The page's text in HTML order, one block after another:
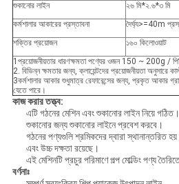
শুকানোর লাইন
২৬ মি*২.৬*৩ মি
কর্মশালার আকারের প্রস্তাবনা
দৈর্ঘ্য>=40m
শক্তির প্রয়োজন
১৬০ কিলোওয়াট
1প্রয়োজনীয়তার ধারণক্ষমতা পণ্যের ওজন 150 ~ 200g /
2. বিভিন্ন ক্ষমতার জন্য, ক্লায়েন্টদের প্রয়োজনীয়তা অনুসারে
3কর্মশালার আকার শুধুমাত্র রেফারেন্সের জন্য, প্রকৃত আকার
যেতে পারে।
কাজ করার তত্ত্ব:
এটি গঠনের মেশিন এবং শুকানোর লাইন নিয়ে
শুকানোর জন্য শুকানোর লাইনে প্রবেশ করবে।
গঠনের পণ্যগুলি শ্রমিকদের দ্বারা স্থানান্তরিত
এবং উচ্চ দক্ষতা রয়েছে।
এই মেশিনটি প্রচুর পরিমাণে পল্প মোল্ডিং পণ্য
বর্ণনাঃ